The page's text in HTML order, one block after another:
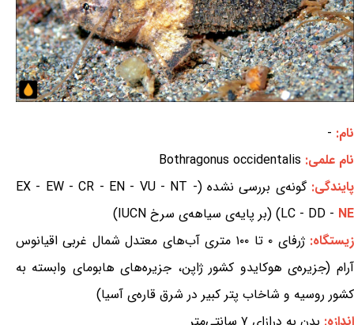
نام: -
نام علمی: Bothragonus occidentalis
پایندگی:
گونه‌ی بررسی نشده (EX - EW - CR - EN - VU - NT -
LC - DD - NE
) (بر پایه‌ی سیاهه‌ی سرخ IUCN)
زیستگاه:
ژرفای ۰ تا ۱۰۰ متری آب‌های معتدل شمال غربی اقیانوس
آرام (جزیره‌ی هوکایدو کشور ژاپن، جزیره‌های هابومای وابسته به
کشور روسیه و شاخاب پتر کبیر در شرق قاره‌ی آسیا)